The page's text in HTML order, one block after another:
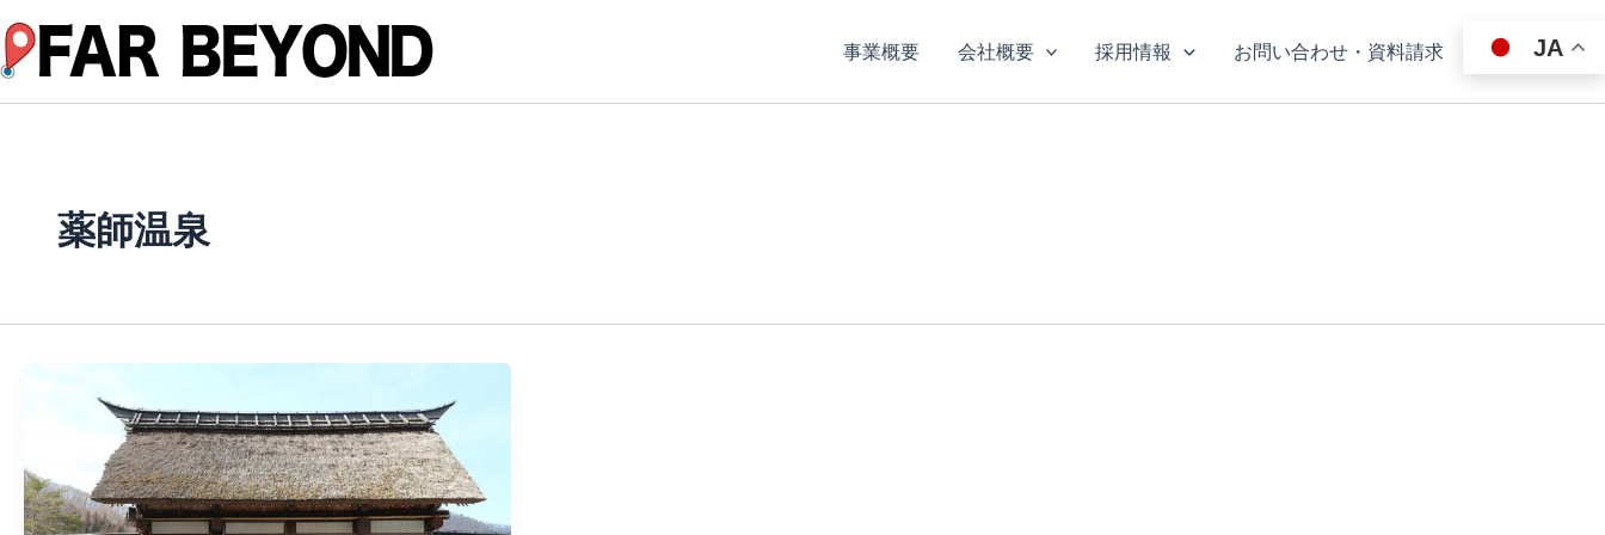
容
を
ス
事業概要 会社概要 採用情報 お問い合わせ・資料請求 JA
薬師温泉